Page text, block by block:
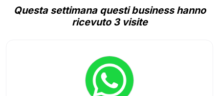
Questa settimana questi business hanno
ricevuto 3 visite